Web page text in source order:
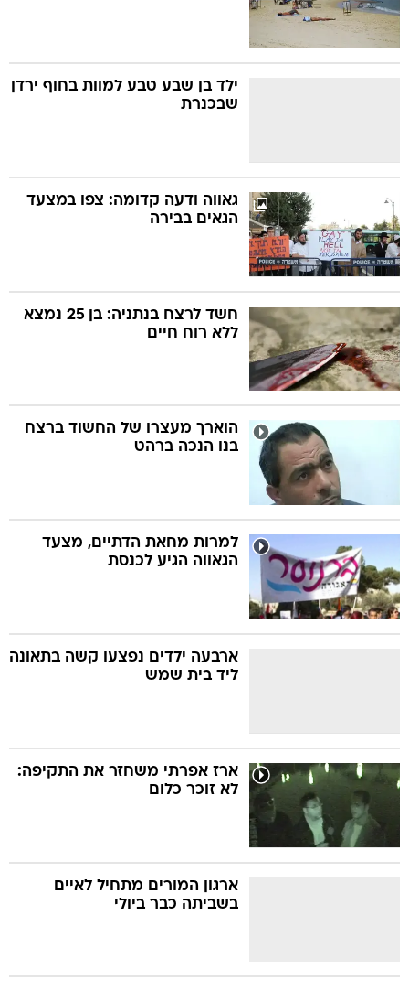
ילד בן שבע טבע למוות בחוף ירדן
שבכנרת
גאווה ודעה קדומה: צפו במצעד
הגאים בבירה
חשד לרצח בנתניה: בן 25 נמצא
ללא רוח חיים
הוארך מעצרו של החשוד ברצח
בנו הנכה ברהט
למרות מחאת הדתיים, מצעד
הגאווה הגיע לכנסת
ארבעה ילדים נפצעו קשה בתאונה
ליד בית שמש
ארז אפרתי משחזר את התקיפה:
לא זוכר כלום
ארגון המורים מתחיל לאיים
בשביתה כבר ביולי